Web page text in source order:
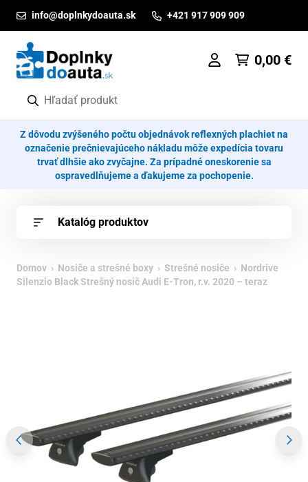
info@doplnkydoauta.sk +421 917 909 909
0,00 €
Z dôvodu zvýšeného počtu objednávok reflexných plachiet na
označenie prečnievajúceho nákladu môže expedícia tovaru
trvať dlhšie ako zvyčajne. Za prípadné oneskorenie sa
ospravedlňujeme a ďakujeme za pochopenie.
Katalóg produktov
Domov › Nosiče a strešné boxy › Strešné nosiče › Nordrive
Silenzio Black Strešný nosič Audi E-Tron, r.v. 2020 – teraz